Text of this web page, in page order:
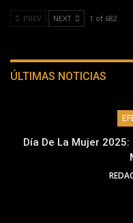
PREV NEXT 1 of 682
ÚLTIMAS NOTICIAS
Día De La Mujer